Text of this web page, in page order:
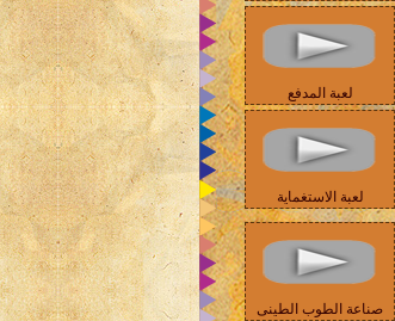
لعبة المدفع
لعبة الاستغماية
صناعة الطوب الطينى